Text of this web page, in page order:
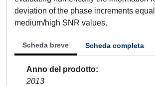
deviation of the phase increments
medium/high SNR values.
Scheda breve Scheda completa
Anno del prodotto
2013